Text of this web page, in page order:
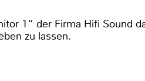
1“ der Firma Hifi Sound
zu lassen.